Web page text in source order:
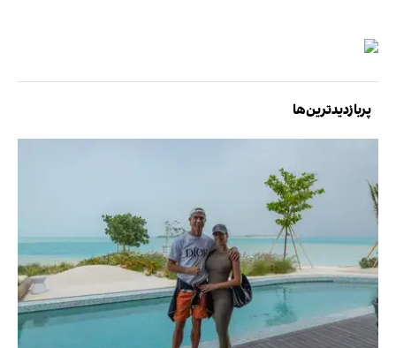
پربازدیدترین‌ها